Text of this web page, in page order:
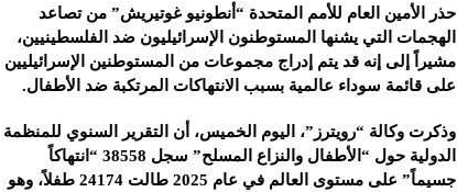
حذر الأمين العام للأمم المتحدة “أنطونيو غوتيريش” من تصاعد
الهجمات التي يشنها المستوطنون الإسرائيليون ضد ‏الفلسطينيين،
مشيراً ‏إلى إنه قد يتم إدراج مجموعات من المستوطنين الإسرائيليين
على قائمة سوداء عالمية بسبب الانتهاكات المرتكبة ضد الأطفال.‏
وذكرت وكالة “رويترز”، اليوم الخميس، أن التقرير السنوي للمنظمة
الدولية حول “الأطفال والنزاع المسلح” سجل 38558 “انتهاكاً
‏جسيماً” على مستوى العالم في عام 2025 طالت 24174 طفلاً، وهو